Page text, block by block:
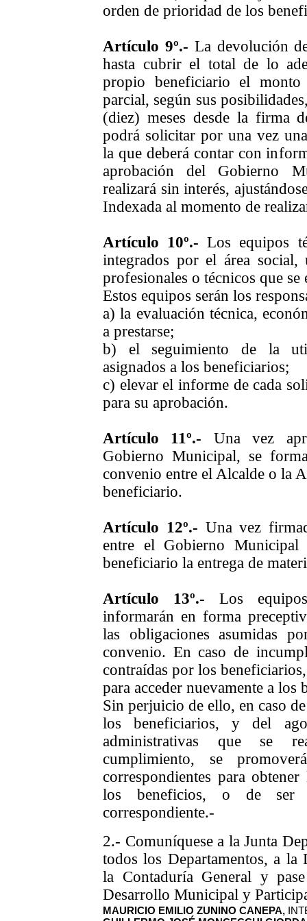
orden de prioridad de los
Artículo 9º.- La devolución
hasta cubrir el total de lo
propio beneficiario el
parcial, según sus
(diez) meses desde la firma
podrá solicitar por una vez
la que deberá contar con
aprobación del Gobierno
realizará sin interés,
Indexada al momento de
Artículo 10º.- Los equipos
integrados por el área
profesionales o técnicos que se
Estos equipos serán los
a) la evaluación técnica,
a prestarse;
b) el seguimiento de la
asignados a los beneficiarios;
c) elevar el informe de cada
para su aprobación.
Artículo 11º.- Una vez
Gobierno Municipal, se
convenio entre el Alcalde o la
beneficiario.
Artículo 12º.- Una vez
entre el Gobierno
beneficiario la entrega de
Artículo 13º.- Los
informarán en forma
las obligaciones asumidas
convenio. En caso de
contraídas por los
para acceder nuevamente a los
Sin perjuicio de ello, en caso
los beneficiarios, y del
administrativas que se
cumplimiento, se
correspondientes para
los beneficios, o de ser
correspondiente.-
2.- Comuníquese a la Junta
todos los Departamentos, a
la Contaduría General y
Desarrollo Municipal y
MAURICIO EMILIO ZUNINO CANEPA,